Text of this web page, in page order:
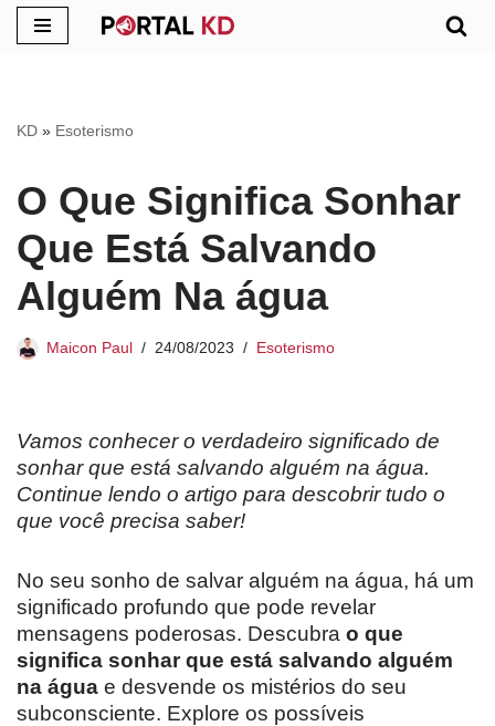
conteúdo
KD » Esoterismo
O Que Significa Sonhar
Que Está Salvando
Alguém Na água
Maicon Paul 24/08/2023 Esoterismo
Vamos conhecer o verdadeiro significado de
sonhar que está salvando alguém na água.
Continue lendo o artigo para descobrir tudo o
que você precisa saber!
No seu sonho de salvar alguém na água, há um
significado profundo que pode revelar
mensagens poderosas. Descubra o que
significa sonhar que está salvando alguém
na água e desvende os mistérios do seu
subconsciente. Explore os possíveis